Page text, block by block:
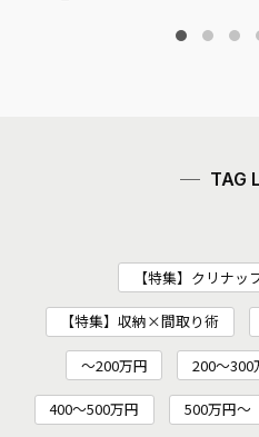
TAG
【特集】クリナッ
【特集】収納×間取り術
～200万円 200〜300
400～500万円 500万円～